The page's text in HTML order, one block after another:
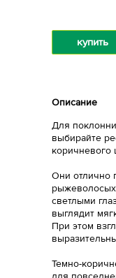
купить
Описание
Для
выбирайте
коричневого
Они отлично
светлыми
выглядит
При этом
Темно-